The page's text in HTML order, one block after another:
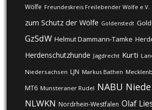
Wölfe Freundeskreis Freilebender Wölfe e.V.
zum Schutz der Wölfe Goldenstedt
GzSdW Helmut Dammann-Tamke
Herdenschutzhunde Jagdrecht Kurti
Niedersachsen LJN Markus Bathen
MT6 Munsteraner Rudel NABU
NLWKN Nordrhein-Westfalen Olaf